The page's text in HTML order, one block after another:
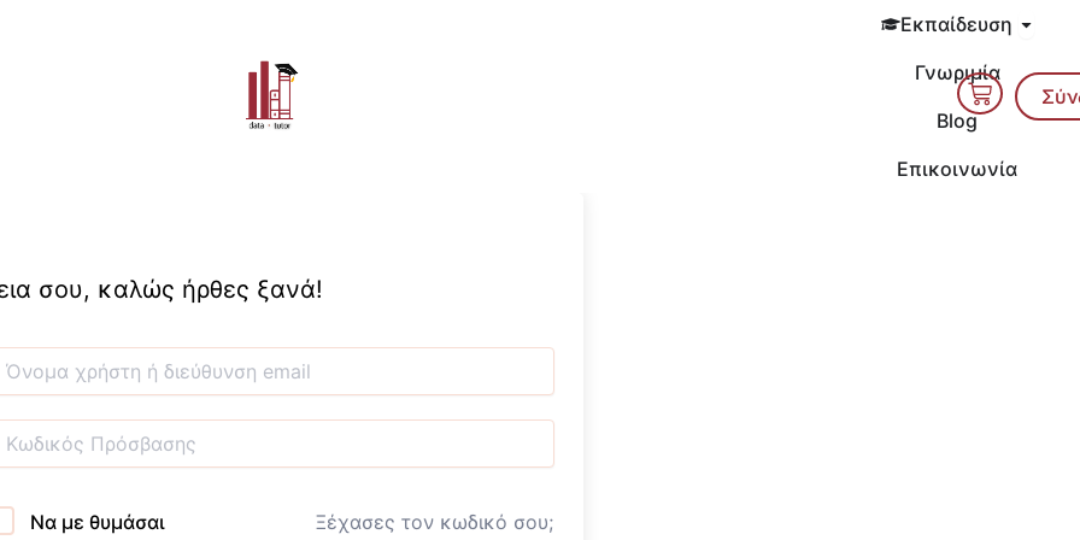
Εκπαίδευση Open
Γνωριμία
Blog
Επικοινωνία
Cart
σου, καλώς ήρθες ξανά!
Να με θυμάσαι Ξέχασες τον κωδικό σου;